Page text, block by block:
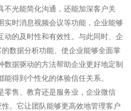
不光能简化沟通，还能加深客户关
实时消息视频会议等功能，企业能够
动的及时性和有效性。与此同时、企
数据分析功能、使企业能够全面掌
数据驱动的方法帮助企业更好地定制
得到个性化的体验信任关系。
零售、教育还是服务业，企业微信
。它让团队能够更高效地管理客户